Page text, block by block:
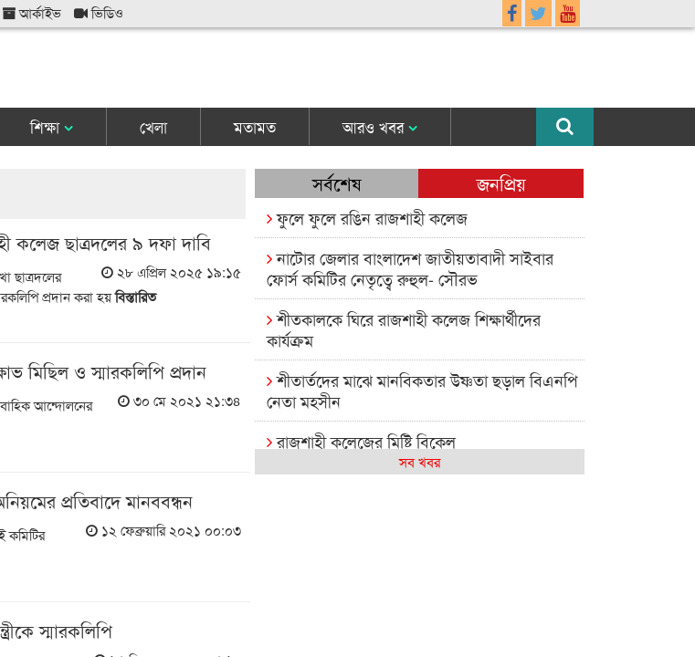
আর্কাইভ ভিডিও
শিক্ষা খেলা মতামত আরও খবর
কলেজ ছাত্রদলের ৯ দফা দাবি
২৮ এপ্রিল ২০২৫ ১৯:১৫
ছাত্রদলের
প্রদান করা হয়বিস্তারিত
মিছিল ও স্মারকলিপি প্রদান
৩০ মে ২০২১ ২১:৩৪
আন্দোলনের
প্রতিবাদে মানববন্ধন
১২ ফেব্রুয়ারি ২০২১ ০০:০৩
কমিটির
স্মারকলিপি
সর্বশেষ জনপ্রিয়
ফুলে ফুলে রঙিন রাজশাহী কলেজ
নাটোর জেলার বাংলাদেশ জাতীয়তাবাদী সাইবার
ফোর্স কমিটির নেতৃত্বে রুহুল- সৌরভ
শীতকালকে ঘিরে রাজশাহী কলেজ শিক্ষার্থীদের
কার্যক্রম
শীতার্তদের মাঝে মানবিকতার উষ্ণতা ছড়াল বিএনপি
নেতা মহসীন
রাজশাহী কলেজের মিষ্টি বিকেল
কেমন আছে আমাদের দেশের মধ্যবিত্তরা
সব খবর